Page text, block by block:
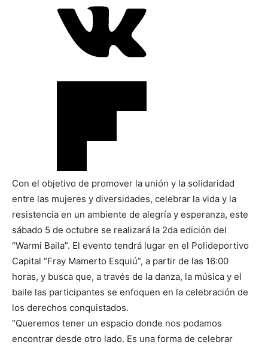
Con el objetivo de promover la unión y la solidaridad
entre las mujeres y diversidades, celebrar la vida y la
resistencia en un ambiente de alegría y esperanza, este
sábado 5 de octubre se realizará la 2da edición del
“Warmi Baila”. El evento tendrá lugar en el Polideportivo
Capital “Fray Mamerto Esquiú”, a partir de las 16:00
horas, y busca que, a través de la danza, la música y el
baile las participantes se enfoquen en la celebración de
los derechos conquistados.
“Queremos tener un espacio donde nos podamos
encontrar desde otro lado. Es una forma de celebrar